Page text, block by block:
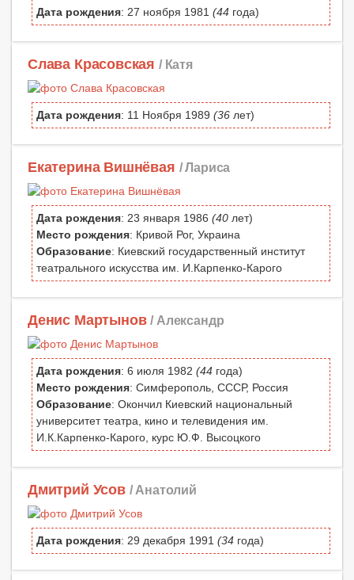
Дата рождения: 27 ноября 1981 (44 года)
Слава Красовская / Катя
Дата рождения: 11 Ноября 1989 (36 лет)
Екатерина Вишнёвая / Лариса
Дата рождения: 23 января 1986 (40 лет)
Место рождения: Кривой Рог, Украина
Образование: Киевский государственный институт
театрального искусства им. И.Карпенко-Карого
Денис Мартынов / Александр
Дата рождения: 6 июля 1982 (44 года)
Место рождения: Симферополь, СССР, Россия
Образование: Окончил Киевский национальный
университет театра, кино и телевидения им.
И.К.Карпенко-Карого, курс Ю.Ф. Высоцкого
Дмитрий Усов / Анатолий
Дата рождения: 29 декабря 1991 (34 года)